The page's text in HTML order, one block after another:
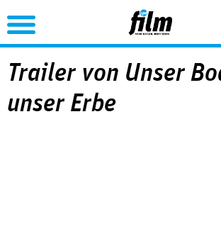
Jump to Navigation
Trailer von Unser
unser Erbe